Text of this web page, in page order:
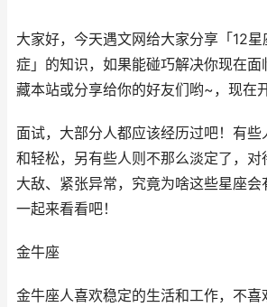
大家好，今天遇文网给大家分享「12
症」的知识，如果能碰巧解决你现在面
藏本站或分享给你的好友们哟~，现在
面试，大部分人都应该经历过吧！有
和轻松，另有些人则不那么淡定了，对
大敌、紧张异常，究竟为啥这些星座会
一起来看看吧！
金牛座
金牛座人喜欢稳定的生活和工作，不喜